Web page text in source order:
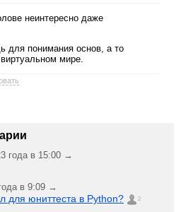
неинтересно даже
для понимания основ, а то
мире.
года в 15:00 →
в 9:09 →
для юниттеста в Python? 2